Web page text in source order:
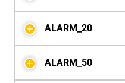
ALARM_20
ALARM_50